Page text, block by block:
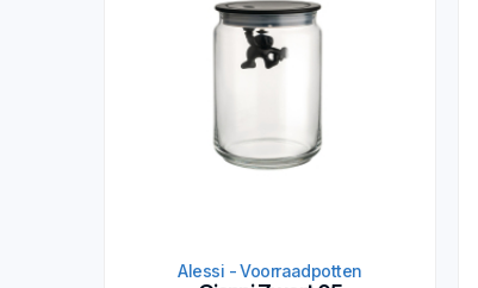
Alessi - Voorraadpotten